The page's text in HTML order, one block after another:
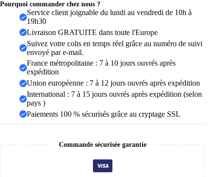
femme
Bracelet
Couple
cadeaux
couleurs
Pourquoi commander chez nous ?
Service client joignable du lundi au vendredi de 10h à
19h30
Livraison GRATUITE dans toute l'Europe
Suivez votre colis en temps réel grâce au numéro de suivi
envoyé par e-mail.
France métropolitaine : 7 à 10 jours ouvrés après
expédition
Union européenne : 7 à 12 jours ouvrés après expédition
International : 7 à 15 jours ouvrés après expédition (selon
pays )
Paiements 100 % sécurisés grâce au cryptage SSL
Commande sécurisée garantie